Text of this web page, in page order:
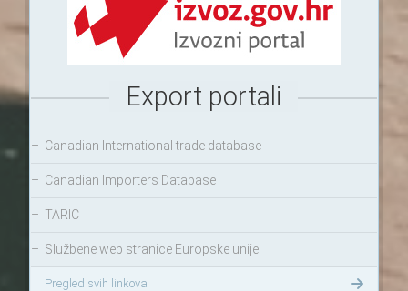
Export portali
– Canadian International trade database
– Canadian Importers Database
– TARIC
– Službene web stranice Europske unije
Pregled svih linkova